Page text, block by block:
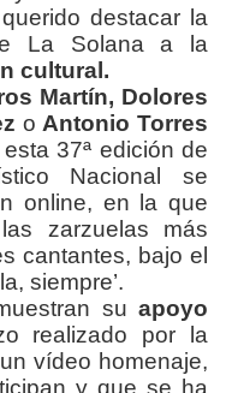
destacar la
La Solana a la
cultural.
Martín, Dolores
oAntonio Torres
37ª edición de
Nacional se
online, en la que
zarzuelas más
cantantes, bajo el
siempre’.
su apoyo
realizado por la
vídeo homenaje,
y que se ha